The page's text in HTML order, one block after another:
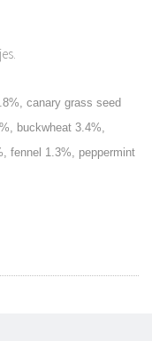
canary grass seed
buckwheat 3.4%,
fennel 1.3%, peppermint